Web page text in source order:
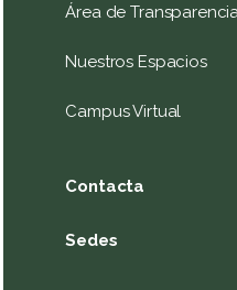
Área de Transparencia
Nuestros Espacios
Campus Virtual
Contacta
Sedes